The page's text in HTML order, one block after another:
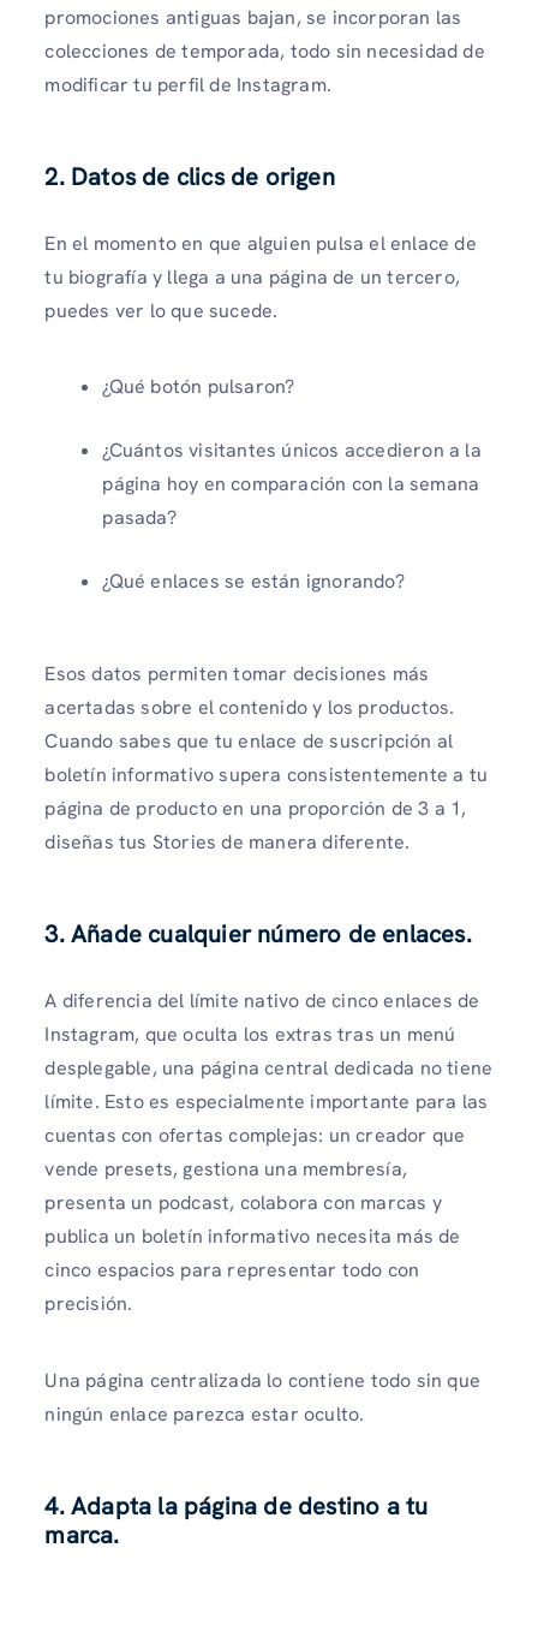
promociones antiguas bajan, se incorporan las
colecciones de temporada, todo sin necesidad de
modificar tu perfil de Instagram.
2. Datos de clics de origen
En el momento en que alguien pulsa el enlace de
tu biografía y llega a una página de un tercero,
puedes ver lo que sucede.
¿Qué botón pulsaron?
¿Cuántos visitantes únicos accedieron a la
página hoy en comparación con la semana
pasada?
¿Qué enlaces se están ignorando?
Esos datos permiten tomar decisiones más
acertadas sobre el contenido y los productos.
Cuando sabes que tu enlace de suscripción al
boletín informativo supera consistentemente a tu
página de producto en una proporción de 3 a 1,
diseñas tus Stories de manera diferente.
3. Añade cualquier número de enlaces.
A diferencia del límite nativo de cinco enlaces de
Instagram, que oculta los extras tras un menú
desplegable, una página central dedicada no tiene
límite. Esto es especialmente importante para las
cuentas con ofertas complejas: un creador que
vende presets, gestiona una membresía,
presenta un podcast, colabora con marcas y
publica un boletín informativo necesita más de
cinco espacios para representar todo con
precisión.
Una página centralizada lo contiene todo sin que
ningún enlace parezca estar oculto.
4. Adapta la página de destino a tu
marca.